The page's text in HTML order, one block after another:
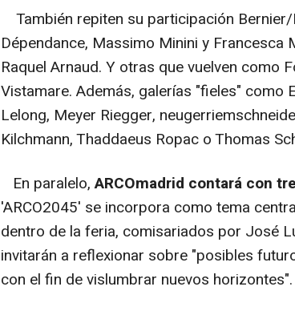
También repiten su participación Bernier/
Dépendance, Massimo Minini y Francesca
Raquel Arnaud. Y otras que vuelven como
Vistamare. Además, galerías "fieles" como
Lelong, Meyer Riegger,
Kilchmann, Thaddaeus Ropac o Thomas
En paralelo,ARCOmadrid contará con
'ARCO2045' se incorpora como tema
dentro de la feria, comisariados por José
invitarán a reflexionar sobre "posibles
con el fin de vislumbrar nuevos horizontes".